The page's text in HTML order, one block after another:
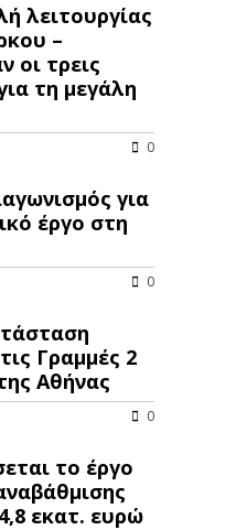
λειτουργίας
–
οι τρεις
τη μεγάλη
0
για
έργο στη
0
Γραμμές 2
Αθήνας
0
το έργο
εκατ. ευρώ